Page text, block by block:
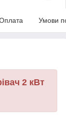
Умови
2 кВт